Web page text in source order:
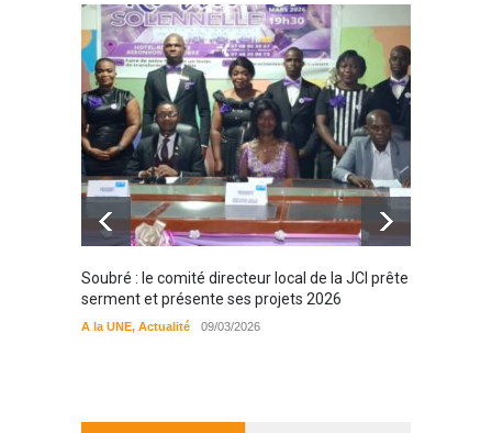
Soubré : le comité directeur local de la JCI prête
serment et présente ses projets 2026
A la UNE, Actualité 09/03/2026